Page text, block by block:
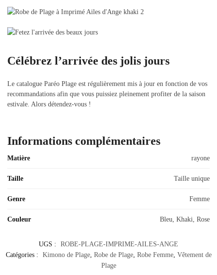
Célébrez l’arrivée des jolis jours
Le catalogue Paréo Plage est régulièrement mis à jour en fonction de vos
recommandations afin que vous puissiez pleinement profiter de la saison
estivale. Alors détendez-vous !
Informations complémentaires
Matière rayone
Taille Taille unique
Genre Femme
Couleur Bleu, Khaki, Rose
UGS :
ROBE-PLAGE-IMPRIME-AILES-ANGE
Catégories :
Kimono de Plage, Robe de Plage, Robe Femme, Vêtement de
Plage